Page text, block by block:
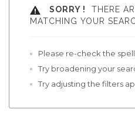
SORRY !
THERE
MATCHING YOUR
Please re-check the
Try broadening your
Try adjusting the filters